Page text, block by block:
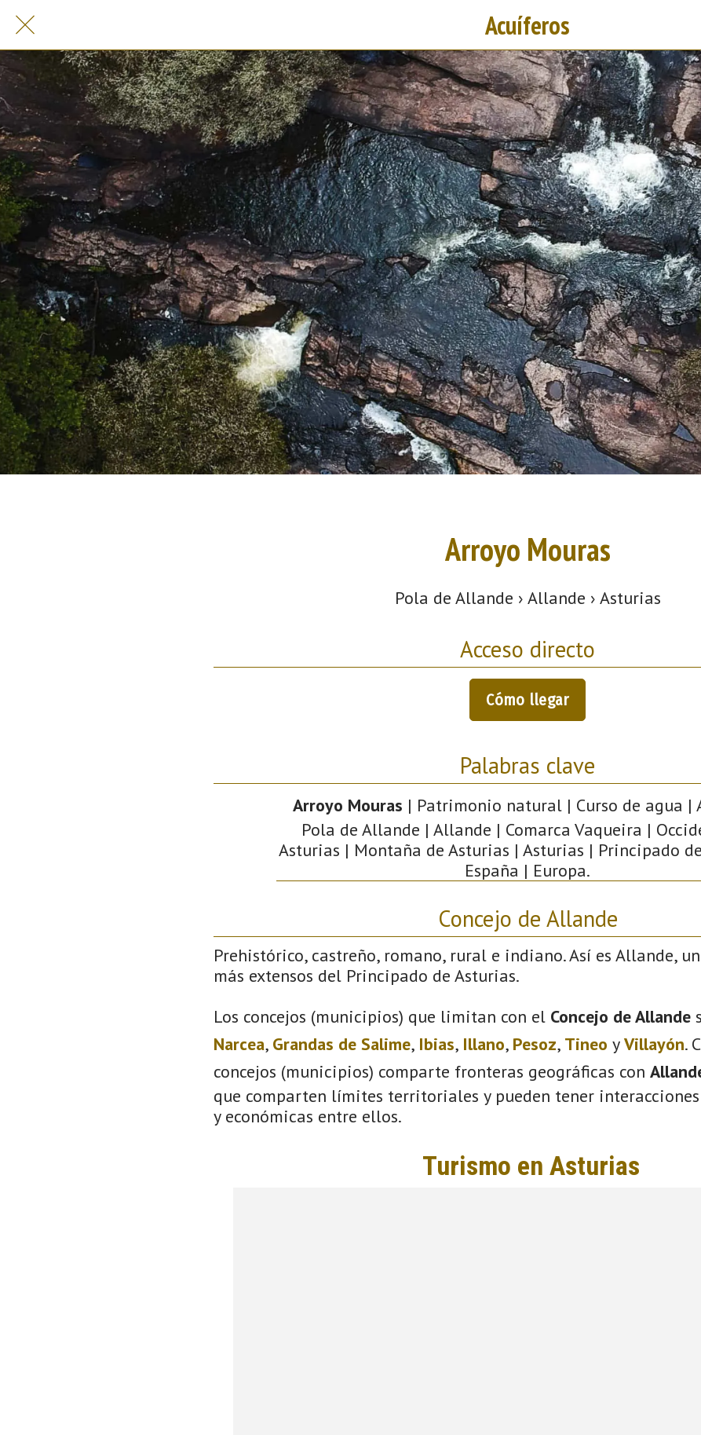
Acuíferos
Arroyo Mouras
Pola de Allande › Allande › Asturias
Acceso directo
Cómo llegar
Palabras clave
Arroyo Mouras | Patrimonio natural | Curso de agua |
Pola de Allande | Allande | Comarca Vaqueira |
Asturias | Montaña de Asturias | Asturias | Principado
España | Europa.
Concejo de Allande
Prehistórico, castreño, romano, rural e indiano. Así es Allande,
más extensos del Principado de Asturias.
Los concejos (municipios) que limitan con el Concejo de Allande
Narcea, Grandas de Salime, Ibias, Illano, Pesoz, Tineo yVillayón.
concejos (municipios) comparte fronteras geográficas con
que comparten límites territoriales y pueden tener
y económicas entre ellos.